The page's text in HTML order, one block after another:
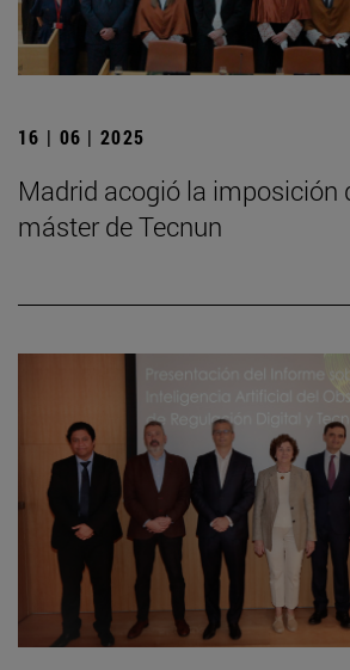
16 | 06 | 2025
Madrid acogió la imposición
máster de Tecnun